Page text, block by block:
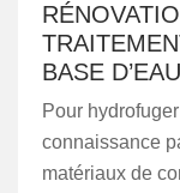
BASE D’EAU
Pour
connaissance
matériaux de